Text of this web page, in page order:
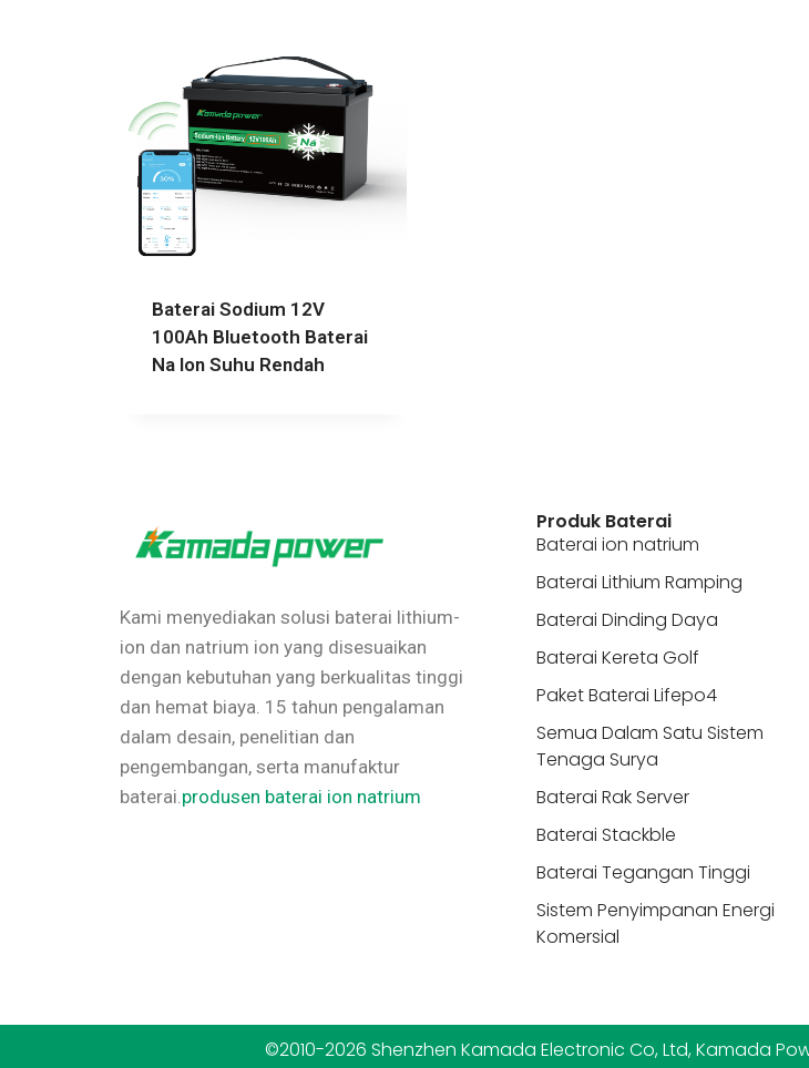
Baterai Sodium 12V
100Ah Bluetooth Baterai
Na Ion Suhu Rendah
Kami menyediakan solusi baterai lithium-
ion dan natrium ion yang disesuaikan
dengan kebutuhan yang berkualitas tinggi
dan hemat biaya. 15 tahun pengalaman
dalam desain, penelitian dan
pengembangan, serta manufaktur
baterai. produsen baterai ion natrium
Produk Baterai
Baterai ion natrium
Baterai Lithium Ramping
Baterai Dinding Daya
Baterai Kereta Golf
Paket Baterai Lifepo4
Semua Dalam Satu Sistem
Tenaga Surya
Baterai Rak Server
Baterai Stackble
Baterai Tegangan Tinggi
Sistem Penyimpanan Energi
Komersial
©2010-2026 Shenzhen Kamada Electronic Co, Ltd, Kamada